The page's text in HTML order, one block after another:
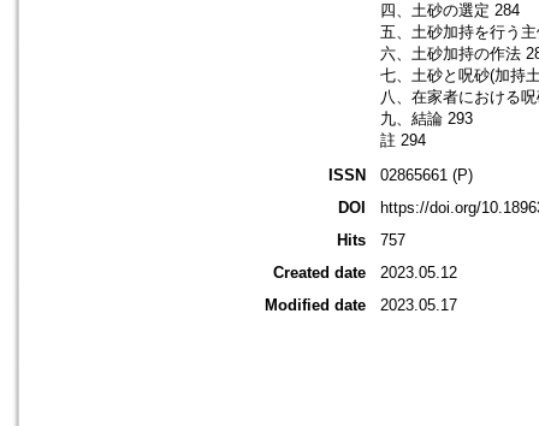
四、土砂の選定 284
五、土砂加持を行う
六、土砂加持の作法
七、土砂と呪砂(加持
八、在家者における
九、結論 293
註 294
ISSN
02865661 (P)
DOI
https://doi.org/
Hits
757
Created date
2023.05.12
Modified date
2023.05.17